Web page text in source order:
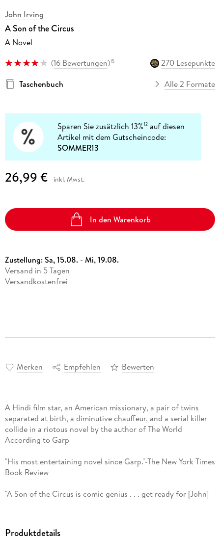
John Irving
A Son of the Circus
A Novel
(16 Bewertungen)15
270 Lesepunkte
Taschenbuch
Alle 2 Formate
Sparen Sie zusätzlich 13%12 auf diesen
Artikel mit dem Gutscheincode:
SOMMER13
26,99 € inkl. Mwst.
In den Warenkorb
Zustellung:Sa, 15.08. - Mi, 19.08.
Versand in 5 Tagen
Versandkostenfrei
Merken Empfehlen Bewerten
A Hindi film star, an American missionary, a pair of twins
separated at birth, a diminutive chauffeur, and a serial killer
collide in a riotous novel by the author of The World
According to Garp
"His most entertaining novel since Garp."-The New York Times
Book Review
"A Son of the Circus is comic genius . . . get ready for [John]
Produktdetails